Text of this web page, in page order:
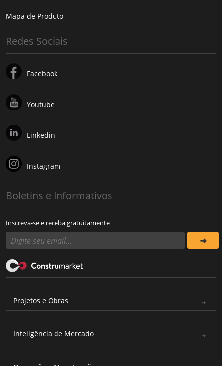
Mapa de Produto
Redes Sociais
Facebook
Youtube
Linkedin
Instagram
Boletins e Informativos
Inscreva-se e receba gratuitamente
Projetos e Obras
Inteligência de Mercado